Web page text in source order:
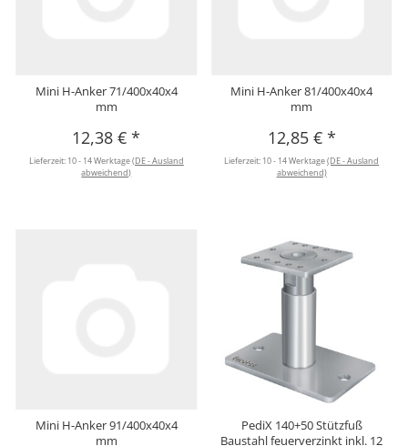
Mini H-Anker 71/400x40x4
mm
12,38 €*
Lieferzeit: 10 - 14 Werktage(DE - Ausland
abweichend)
Mini H-Anker 81/400x40x4
mm
12,85 € *
Lieferzeit: 10 - 14 Werktage(DE - Ausland
abweichend)
Mini H-Anker 91/400x40x4
mm
PediX 140+50 Stützfuß
Baustahl feuerverzinkt inkl. 12